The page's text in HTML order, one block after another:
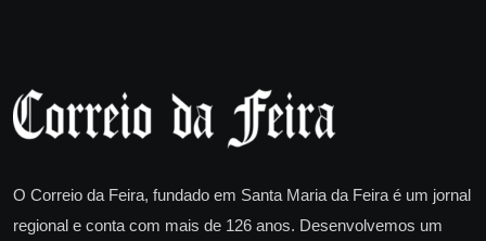
O Correio da Feira, fundado em Santa Maria da Feira é um jornal
regional e conta com mais de 126 anos. Desenvolvemos um